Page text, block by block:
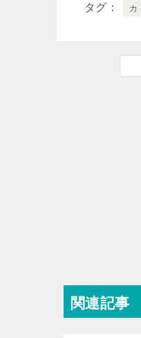
タグ カ
関連記事